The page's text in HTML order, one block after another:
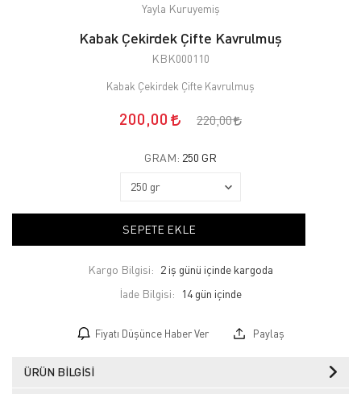
Yayla Kuruyemiş
Kabak Çekirdek Çifte Kavrulmuş
KBK000110
Kabak Çekirdek Çifte Kavrulmuş
200,00 220,00
GRAM: 250 GR
SEPETE EKLE
Kargo Bilgisi: 2 iş günü içinde kargoda
İade Bilgisi:
Fiyatı Düşünce Haber Ver Paylaş
ÜRÜN BILGISI